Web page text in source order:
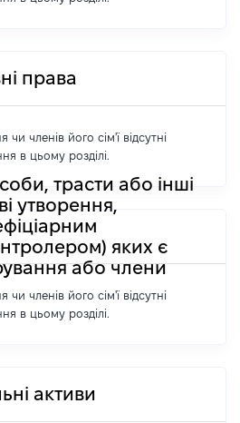
права
членів його сім'ї відсутні
в цьому розділі.
трасти або інші
утворення,
яких є
або члени
членів його сім'ї відсутні
в цьому розділі.
активи